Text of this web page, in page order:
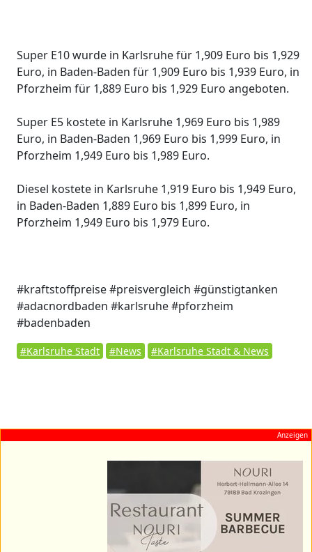
Super E10 wurde in Karlsruhe für 1,909 Euro bis 1,929
Euro, in Baden-Baden für 1,909 Euro bis 1,939 Euro, in
Pforzheim für 1,889 Euro bis 1,929 Euro angeboten.
Super E5 kostete in Karlsruhe 1,969 Euro bis 1,989
Euro, in Baden-Baden 1,969 Euro bis 1,999 Euro, in
Pforzheim 1,949 Euro bis 1,989 Euro.
Diesel kostete in Karlsruhe 1,919 Euro bis 1,949 Euro,
in Baden-Baden 1,889 Euro bis 1,899 Euro, in
Pforzheim 1,949 Euro bis 1,979 Euro.
#kraftstoffpreise #preisvergleich #günstigtanken
#adacnordbaden #karlsruhe #pforzheim
#badenbaden
#Karlsruhe Stadt #News #Karlsruhe Stadt & News
Anzeigen